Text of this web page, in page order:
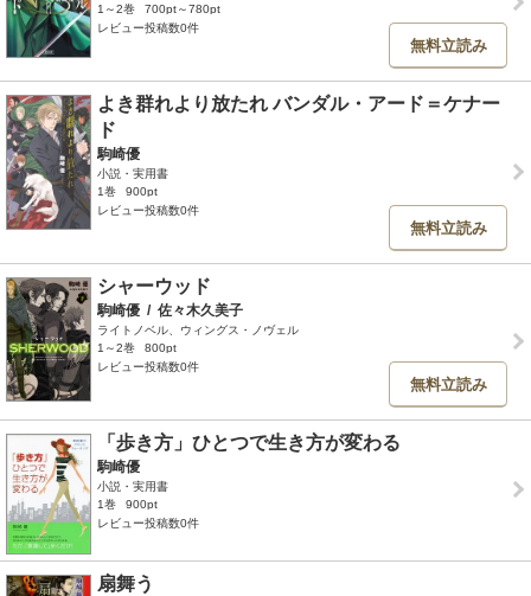
1～2巻
700pt～780pt
レビュー投稿数0件
無料立読み
よき群れより放たれ バンダル・アード＝ケナー
ド
駒崎優
小説・実用書
1巻
900pt
レビュー投稿数0件
無料立読み
シャーウッド
駒崎優 / 佐々木久美子
ライトノベル、ウィングス・ノヴェル
1～2巻
800pt
レビュー投稿数0件
無料立読み
「歩き方」ひとつで生き方が変わる
駒崎優
小説・実用書
1巻
900pt
レビュー投稿数0件
扇舞う